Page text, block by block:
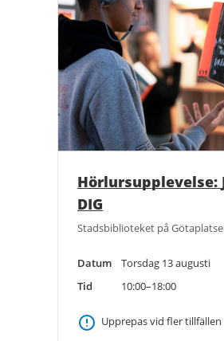
Hörlursupplevelse:
DIG
Stadsbiblioteket på
Datum
Torsdag 13 augusti
Tid
10:00–18:00
Upprepas vid fler tillfällen